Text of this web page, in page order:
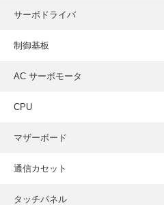
サーボドライバ
制御基板
AC サーボモータ
CPU
マザーボード
通信カセット
タッチパネル